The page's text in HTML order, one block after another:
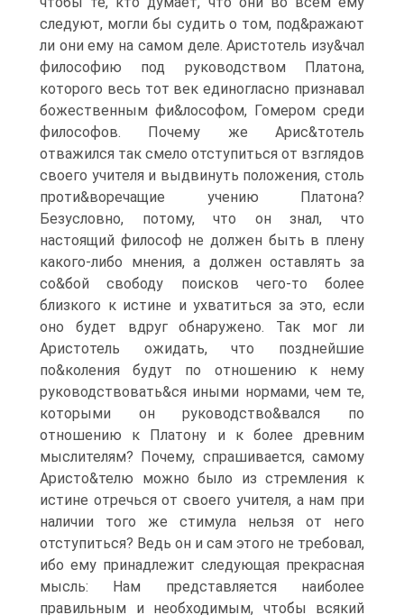
следуют, могли бы судить о том, под&ражают
ли они ему на самом деле. Аристотель изу&чал
философию под руководством Платона,
которого весь тот век единогласно признавал
божественным фи&лософом, Гомером среди
философов. Почему же Арис&тотель
отважился так смело отступиться от взглядов
своего учителя и выдвинуть положения, столь
проти&воречащие учению Платона?
Безусловно, потому, что он знал, что
настоящий философ не должен быть в плену
какого-либо мнения, а должен оставлять за
со&бой свободу поисков чего-то более
близкого к истине и ухватиться за это, если
оно будет вдруг обнаружено. Так мог ли
Аристотель ожидать, что позднейшие
по&коления будут по отношению к нему
руководствовать&ся иными нормами, чем те,
которыми он руководство&вался по
отношению к Платону и к более древним
мыслителям? Почему, спрашивается, самому
Аристо&телю можно было из стремления к
истине отречься от своего учителя, а нам при
наличии того же стимула нельзя от него
отступиться? Ведь он и сам этого не требовал,
ибо ему принадлежит следующая прекрасная
мысль: Нам представляется наиболее
правильным и необходимым, чтобы всякий